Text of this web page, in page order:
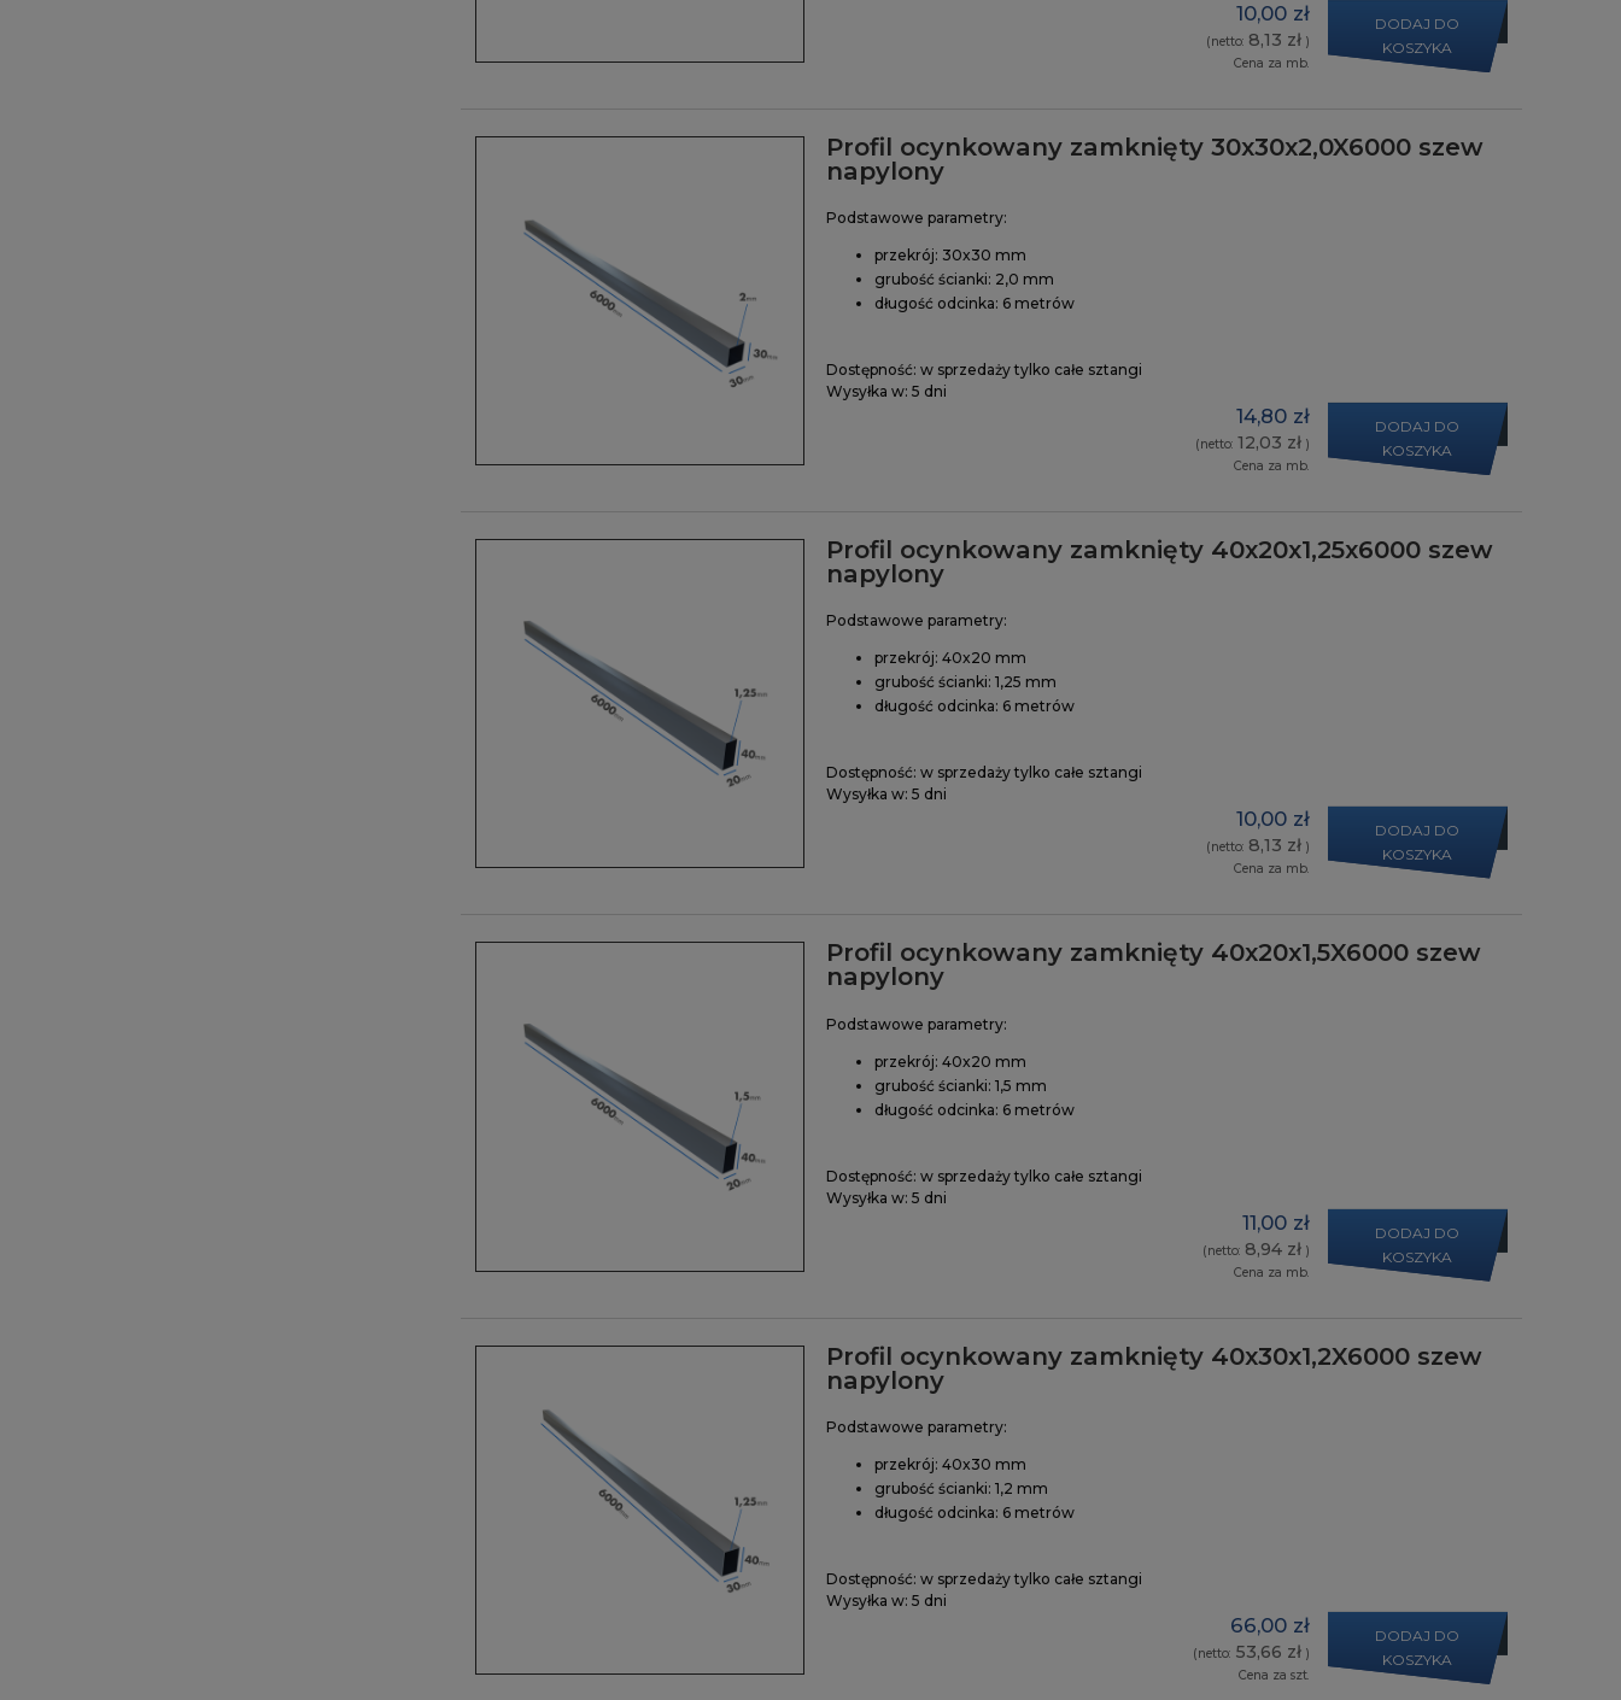
10,00 zł
(netto: 8,13 zł )
Cena za mb.
DODAJ DO
KOSZYKA
Profil ocynkowany zamknięty 30x30x2,0X6000 szew
napylony
Podstawowe parametry:
przekrój: 30x30 mm
grubość ścianki: 2,0 mm
długość odcinka: 6 metrów
Dostępność: w sprzedaży tylko całe sztangi
Wysyłka w: 5 dni
14,80 zł
(netto: 12,03 zł )
Cena za mb.
DODAJ DO
KOSZYKA
Profil ocynkowany zamknięty 40x20x1,25x6000 szew
napylony
Podstawowe parametry:
przekrój: 40x20 mm
grubość ścianki: 1,25 mm
długość odcinka: 6 metrów
Dostępność: w sprzedaży tylko całe sztangi
Wysyłka w: 5 dni
10,00 zł
(netto: 8,13 zł )
Cena za mb.
DODAJ DO
KOSZYKA
Profil ocynkowany zamknięty 40x20x1,5X6000 szew
napylony
Podstawowe parametry:
przekrój: 40x20 mm
grubość ścianki: 1,5 mm
długość odcinka: 6 metrów
Dostępność: w sprzedaży tylko całe sztangi
Wysyłka w: 5 dni
11,00 zł
(netto: 8,94 zł )
Cena za mb.
DODAJ DO
KOSZYKA
Profil ocynkowany zamknięty 40x30x1,2X6000 szew
napylony
Podstawowe parametry:
przekrój: 40x30 mm
grubość ścianki: 1,2 mm
długość odcinka: 6 metrów
Dostępność: w sprzedaży tylko całe sztangi
Wysyłka w: 5 dni
66,00 zł
(netto: 53,66 zł )
Cena za szt.
DODAJ DO
KOSZYKA